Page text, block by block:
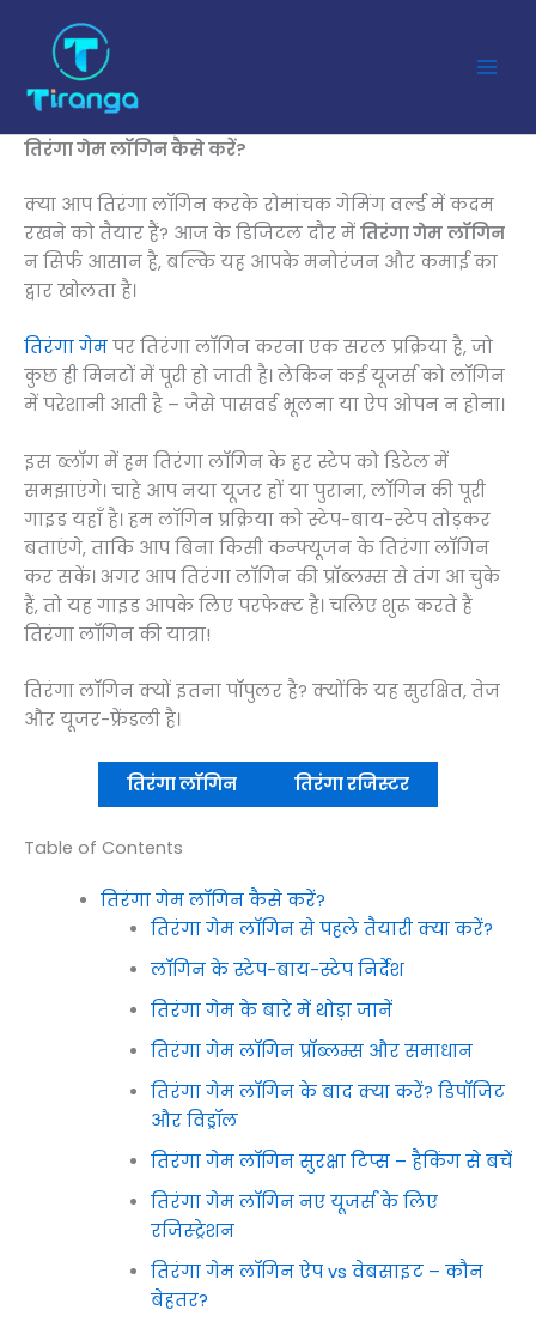
content
तिरंगा गेमलॉगिनकैसे करें?
क्या आप तिरंगा लॉगिन करके रोमांचक गेमिंग वर्ल्ड में कदम
रखने को तैयार हैं? आज के डिजिटल दौर में तिरंगा गेम लॉगिन
न सिर्फ आसान है, बल्कि यह आपके मनोरंजन और कमाई का
द्वार खोलता है।
तिरंगा गेम पर तिरंगा लॉगिन करना एक सरल प्रक्रिया है, जो
कुछ ही मिनटों में पूरी हो जाती है। लेकिन कई यूजर्स को लॉगिन
में परेशानी आती है – जैसे पासवर्ड भूलना या ऐप ओपन न होना।
इस ब्लॉग में हम तिरंगा लॉगिन के हर स्टेप को डिटेल में
समझाएंगे। चाहे आप नया यूजर हों या पुराना, लॉगिन की पूरी
गाइड यहाँ है। हम लॉगिन प्रक्रिया को स्टेप-बाय-स्टेप तोड़कर
बताएंगे, ताकि आप बिना किसी कन्फ्यूजन के तिरंगा लॉगिन
कर सकें। अगर आप तिरंगा लॉगिन की प्रॉब्लम्स से तंग आ चुके
हैं, तो यह गाइड आपके लिए परफेक्ट है। चलिए शुरू करते हैं
तिरंगा लॉगिन की यात्रा!
तिरंगा लॉगिन क्यों इतना पॉपुलर है? क्योंकि यह सुरक्षित, तेज
और यूजर-फ्रेंडली है।
तिरंगा लॉगिन तिरंगा रजिस्टर
Table of Contents
तिरंगा गेम लॉगिन कैसे करें?
तिरंगा गेम लॉगिन से पहले तैयारी क्या करें?
लॉगिन के स्टेप-बाय-स्टेप निर्देश
तिरंगा गेम के बारे में थोड़ा जानें
तिरंगा गेम लॉगिन प्रॉब्लम्स और समाधान
तिरंगा गेम लॉगिन के बाद क्या करें? डिपॉजिट
और विड्रॉल
तिरंगा गेम लॉगिन सुरक्षा टिप्स – हैकिंग से बचें
तिरंगा गेम लॉगिन नए यूजर्स के लिए
रजिस्ट्रेशन
तिरंगा गेम लॉगिन ऐप vs वेबसाइट – कौन
बेहतर?